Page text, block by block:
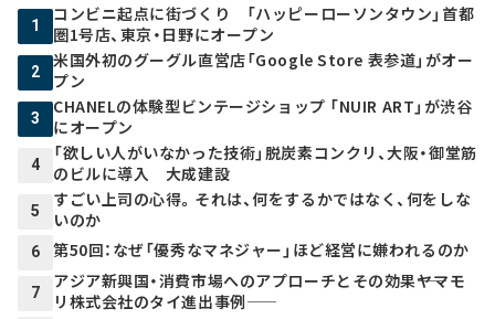
1
コンビニ起点に街づくり 「ハッピーローソンタウン」首都
圏1号店、東京・日野にオープン
2
米国外初のグーグル直営店「Google Store 表参道」がオー
プン
3
CHANELの体験型ビンテージショップ 「NUIR ART」が渋谷
にオープン
4
「欲しい人がいなかった技術」脱炭素コンクリ、大阪・御堂筋
のビルに導入 大成建設
5
すごい上司の心得。それは、何をするかではなく、何をしな
いのか
6 第50回：なぜ「優秀なマネジャー」ほど経営に嫌われるのか
7
アジア新興国・消費市場へのアプローチとその効果――ヤマモ
リ株式会社のタイ進出事例――